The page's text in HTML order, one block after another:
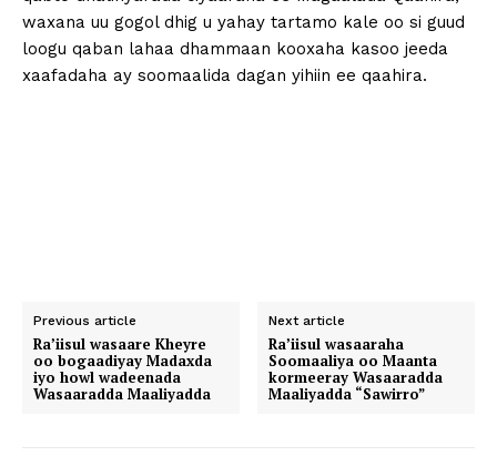
waxana uu gogol dhig u yahay tartamo kale oo si guud
loogu qaban lahaa dhammaan kooxaha kasoo jeeda
xaafadaha ay soomaalida dagan yihiin ee qaahira.
Previous article
Ra’iisul wasaare Kheyre
oo bogaadiyay Madaxda
iyo howl wadeenada
Wasaaradda Maaliyadda
Next article
Ra’iisul wasaaraha
Soomaaliya oo Maanta
kormeeray Wasaaradda
Maaliyadda “Sawirro”